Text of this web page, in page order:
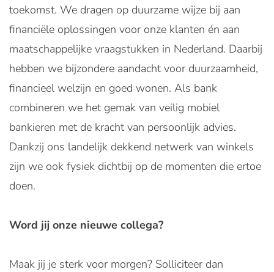
toekomst. We dragen op duurzame wijze bij aan
financiële oplossingen voor onze klanten én aan
maatschappelijke vraagstukken in Nederland. Daarbij
hebben we bijzondere aandacht voor duurzaamheid,
financieel welzijn en goed wonen. Als bank
combineren we het gemak van veilig mobiel
bankieren met de kracht van persoonlijk advies.
Dankzij ons landelijk dekkend netwerk van winkels
zijn we ook fysiek dichtbij op de momenten die ertoe
doen.
Word jij onze nieuwe collega?
Maak jij je sterk voor morgen? Solliciteer dan